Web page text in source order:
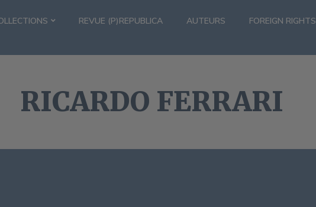
REVUE (P)REPUBLICA AUTEURS
FOREIGN RIGHTS
RICARDO FERRARI